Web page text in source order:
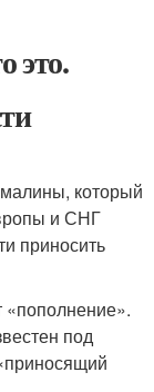
это.
который
и СНГ
приносить
под